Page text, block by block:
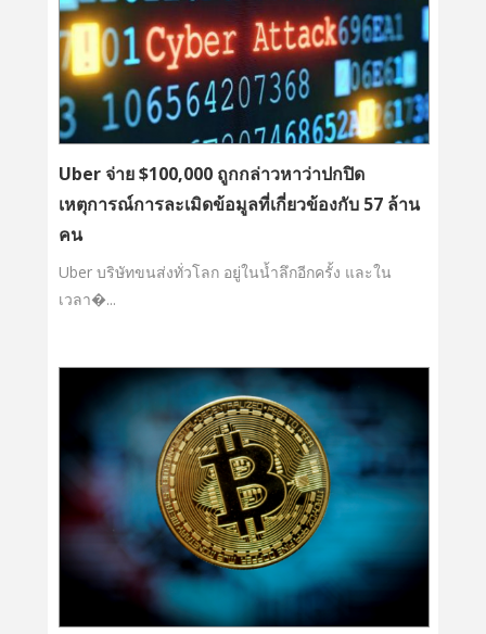
Uber จ่าย $100,000 ถูกกล่าวหาว่าปกปิด
เหตุการณ์การละเมิดข้อมูลที่เกี่ยวข้องกับ 57 ล้าน
คน
Uber บริษัทขนส่งทั่วโลก อยู่ในน้ำลึกอีกครั้ง และใน
เวลา�...